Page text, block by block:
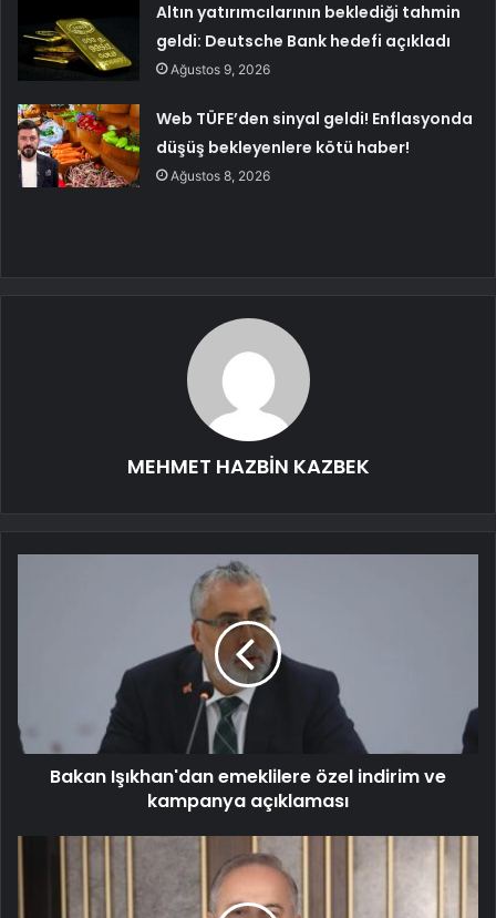
Altın yatırımcılarının beklediği tahmin
geldi: Deutsche Bank hedefi açıkladı
Ağustos 9, 2026
Web TÜFE’den sinyal geldi! Enflasyonda
düşüş bekleyenlere kötü haber!
Ağustos 8, 2026
MEHMET HAZBİN KAZBEK
Bakan Işıkhan'dan emeklilere özel indirim ve
kampanya açıklaması